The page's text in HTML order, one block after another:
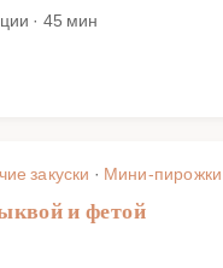
· 45 мин
закуски · Мини-пирожки
и фетой